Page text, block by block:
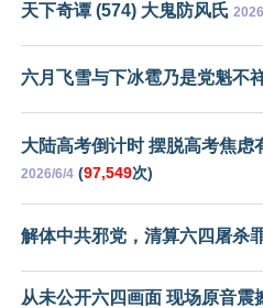
天下奇谭 (574) 大鬼防风氏
六月飞雪与下冰雹乃是党魁不
大陆高考倒计时 摆脱高考焦虑
2026/6/4 (97,549次)
解体中共邪党，清算六四屠杀
从未公开六四画面 现场原音震